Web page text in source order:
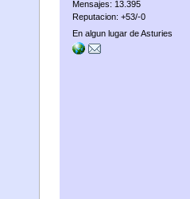
Mensajes: 13.395
Reputacion: +53/-0
En algun lugar de Asturies